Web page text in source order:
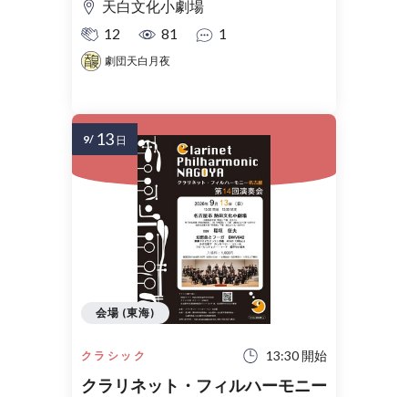
天白文化小劇場
12
81 1
劇団天白月夜
クラシック 13:30 開始
クラリネット・フィルハーモニー
会場 (東海)
9/ 13 日